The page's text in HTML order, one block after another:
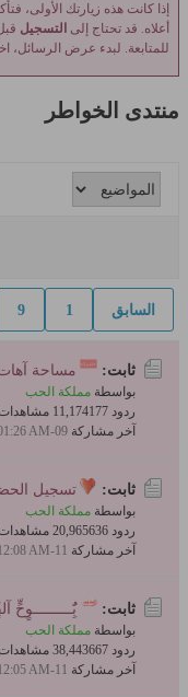
إذا كانت هذه زيارتك الأولى،
أعلاه. قد تحتاج إلى التسجيل
للمتابعة. لبدء عرض الرسائل،
منتدى الخواطر
السابق 1
9
ثابت: مساحة
بواسطة مملكة الحب
ردود 177
11,174 مشاهدات
آخر مشاركة 09-Mar-2013, 01:26 AM
ثابت: تسجيل
بواسطة مملكة الحب
ردود 636
20,965 مشاهدات
آخر مشاركة 11-Feb-2013, 12:08 AM
ثابت:
بواسطة مملكة الحب
ردود 667
38,443 مشاهدات
آخر مشاركة 11-Feb-2013, 12:05 AM